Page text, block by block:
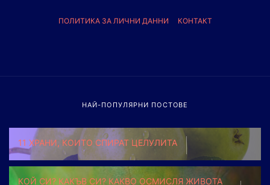
ПОЛИТИКА ЗА ЛИЧНИ ДАННИ КОНТАКТ
НАЙ-ПОПУЛЯРНИ ПОСТОВЕ
11 ХРАНИ, КОИТО СПИРАТ ЦЕЛУЛИТА
КОЙ СИ? КАКЪВ СИ? КАКВО ОСМИСЛЯ ЖИВОТА